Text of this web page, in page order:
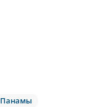
Панамы